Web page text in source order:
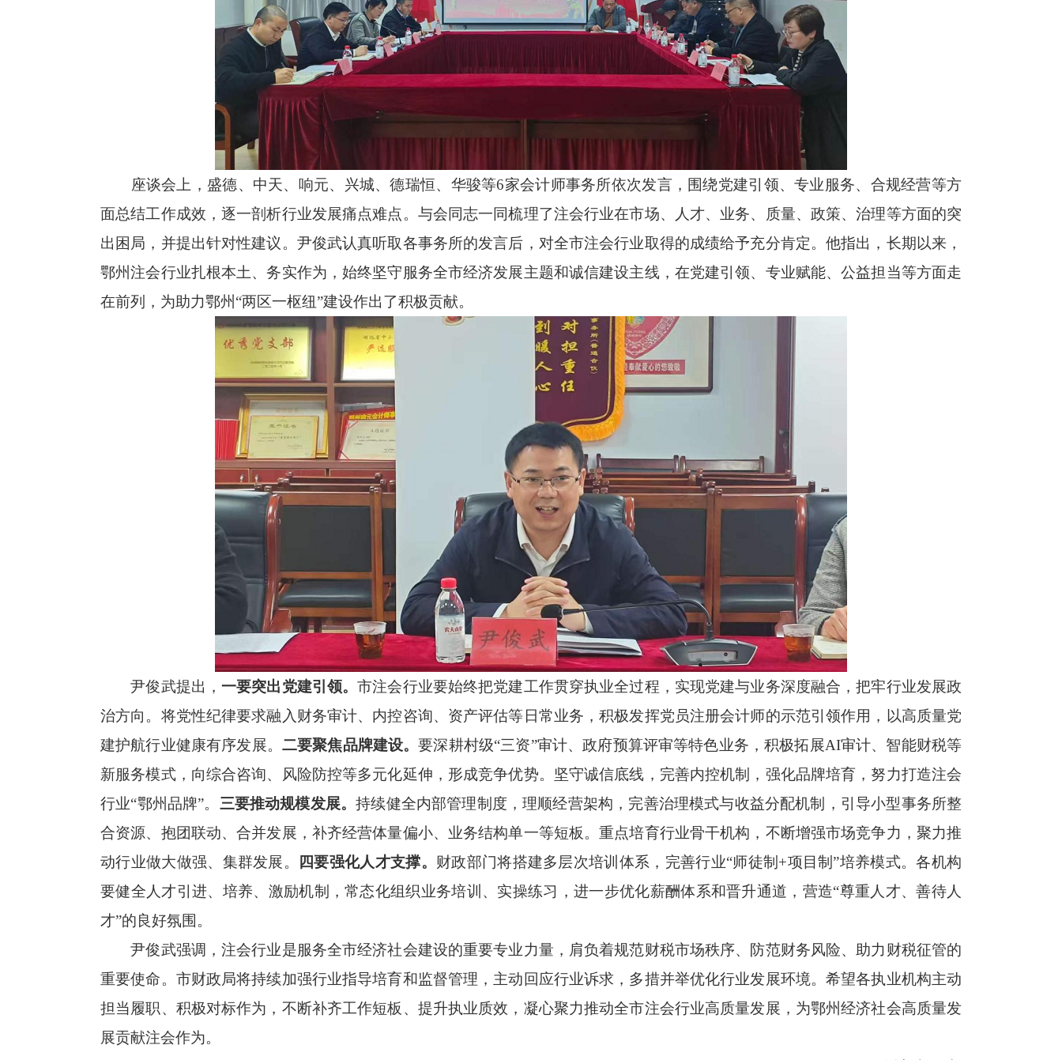
座谈会上，盛德、中天、响元、兴城、德瑞恒、华骏等6家会计师事务所依次发言，围绕党建引领、专业服务、合规经营等方
面总结工作成效，逐一剖析行业发展痛点难点。与会同志一同梳理了注会行业在市场、人才、业务、质量、政策、治理等方面的突
出困局，并提出针对性建议。尹俊武认真听取各事务所的发言后，对全市注会行业取得的成绩给予充分肯定。他指出，长期以来，
鄂州注会行业扎根本土、务实作为，始终坚守服务全市经济发展主题和诚信建设主线，在党建引领、专业赋能、公益担当等方面走
在前列，为助力鄂州“两区一枢纽”建设作出了积极贡献。
尹俊武提出， 一要突出党建引领。市注会行业要始终把党建工作贯穿执业全过程，实现党建与业务深度融合，把牢行业发展政
治方向。将党性纪律要求融入财务审计、内控咨询、资产评估等日常业务，积极发挥党员注册会计师的示范引领作用，以高质量党
建护航行业健康有序发展。 二要聚焦品牌建设。要深耕村级“三资”审计、政府预算评审等特色业务，积极拓展AI审计、智能财税等
新服务模式，向综合咨询、风险防控等多元化延伸，形成竞争优势。坚守诚信底线，完善内控机制，强化品牌培育，努力打造注会
行业“鄂州品牌”。 三要推动规模发展。持续健全内部管理制度，理顺经营架构，完善治理模式与收益分配机制，引导小型事务所整
合资源、抱团联动、合并发展，补齐经营体量偏小、业务结构单一等短板。重点培育行业骨干机构，不断增强市场竞争力，聚力推
动行业做大做强、集群发展。
四要强化人才支撑。 财政部门将搭建多层次培训体系，完善行业“师徒制+项目制”培养模式。各机构
要健全人才引进、培养、激励机制，常态化组织业务培训、实操练习，进一步优化薪酬体系和晋升通道，营造“尊重人才、善待人
才”的良好氛围。
尹俊武强调，注会行业是服务全市经济社会建设的重要专业力量，肩负着规范财税市场秩序、防范财务风险、助力财税征管的
重要使命。市财政局将持续加强行业指导培育和监督管理，主动回应行业诉求，多措并举优化行业发展环境。希望各执业机构主动
担当履职、积极对标作为，不断补齐工作短板、提升执业质效，凝心聚力推动全市注会行业高质量发展，为鄂州经济社会高质量发
展贡献注会作为。